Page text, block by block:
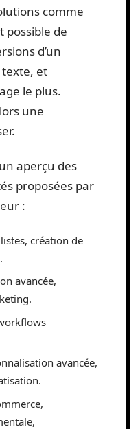
comme
possible de
d’un
texte, et
le plus.
une
aperçu des
proposées par
:
création de
avancée,
avancée,